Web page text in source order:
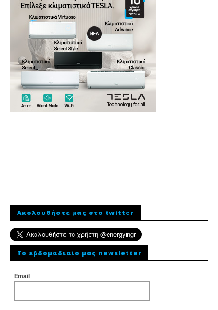
Ακολουθήστε μας στο twitter
To εβδομαδιαίο μας newsletter
Email